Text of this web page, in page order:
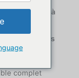
continuer à
à de petits
complet